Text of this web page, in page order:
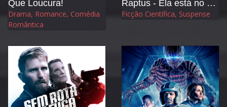
Que Loucura!
Drama, Romance, Comédia
Romântica
Raptus - Ela está no Controle
Ficção Científica, Suspense